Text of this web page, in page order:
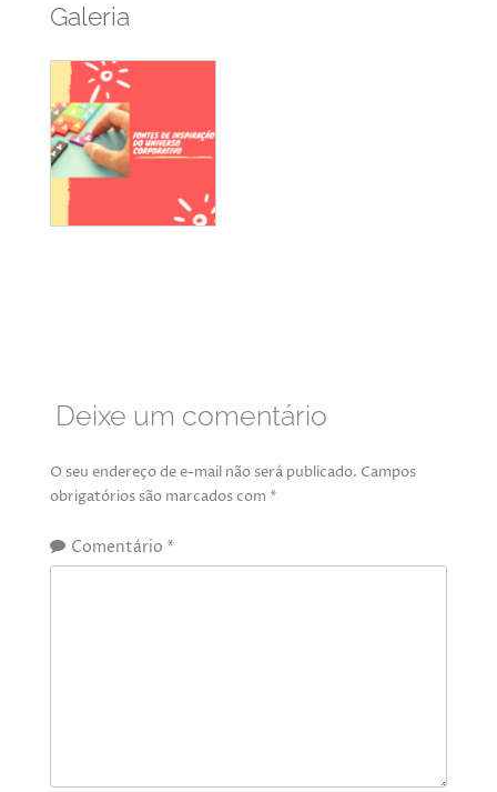
Galeria
Deixe um comentário
O seu endereço de e-mail não será publicado. Campos
obrigatórios são marcados com *
Comentário *